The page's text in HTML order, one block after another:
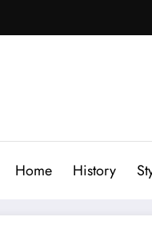
Home History